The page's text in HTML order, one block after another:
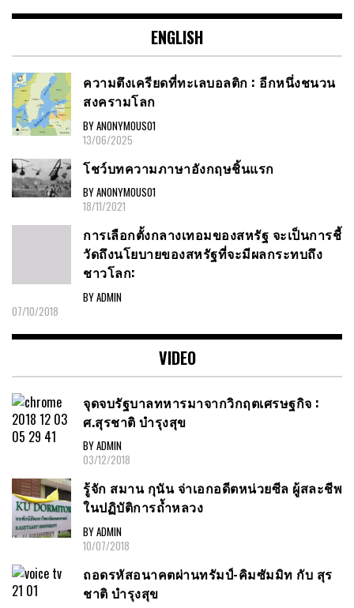
ENGLISH
ความตึงเครียดที่ทะเลบอลติก : อีกหนึ่งชนวน
สงครามโลก
BY ANONYMOUS01
13/06/2025
โชว์บทความภาษาอังกฤษชิ้นแรก
BY ANONYMOUS01
18/11/2021
การเลือกตั้งกลางเทอมของสหรัฐ จะเป็นการชี้
วัดถึงนโยบายของสหรัฐที่จะมีผลกระทบถึง
ชาวโลก:
BY ADMIN
07/10/2018
VIDEO
จุดจบรัฐบาลทหารมาจากวิกฤตเศรษฐกิจ :
ศ.สุรชาติ บำรุงสุข
BY ADMIN
03/12/2018
รู้จัก สมาน กุนัน จ่าเอกอดีตหน่วยซีล ผู้สละชีพ
ในปฏิบัติการถ้ำหลวง
BY ADMIN
10/07/2018
ถอดรหัสอนาคตผ่านทรัมป์-คิมซัมมิท กับ สุร
ชาติ บำรุงสุข